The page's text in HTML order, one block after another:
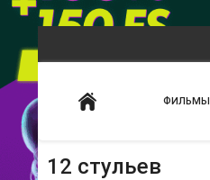
ФИЛЬМЫ
12 стульев